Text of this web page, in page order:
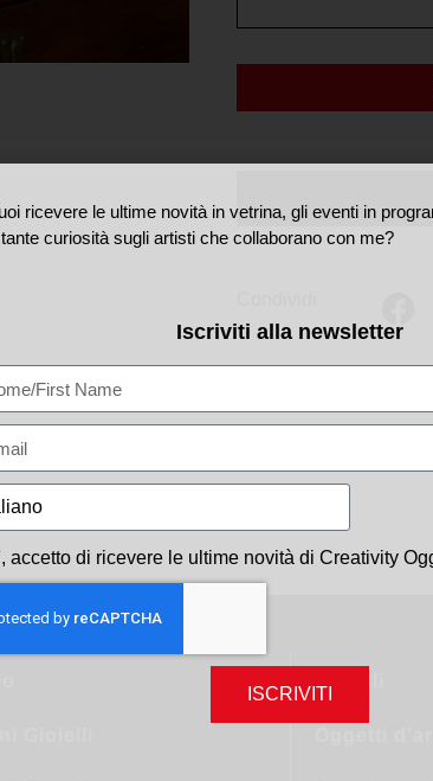
ricevere le ultime novità in vetrina, gli eventi in
curiosità sugli artisti che collaborano con me?
Iscriviti alla newsletter
accetto di ricevere le ultime novità di Creativity
ISCRIVITI